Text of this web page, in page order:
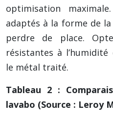
optimisation
adaptés à la forme de
perdre de place.
résistantes à
le métal traité.
Tableau 2 :
lavabo (Source : Leroy